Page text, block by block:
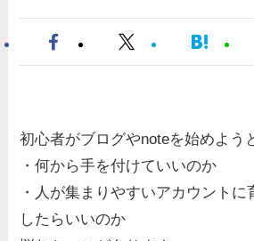
初心者がブログやnoteを始めよう
・何から手を付けていいのか
・人が集まりやすいアカウントに
したらいいのか